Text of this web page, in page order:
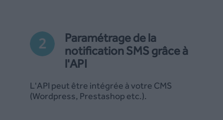
Paramétrage de la
notification SMS grâce à
l'API
L'API peut être intégrée à votre CMS
(Wordpress, Prestashop etc.).